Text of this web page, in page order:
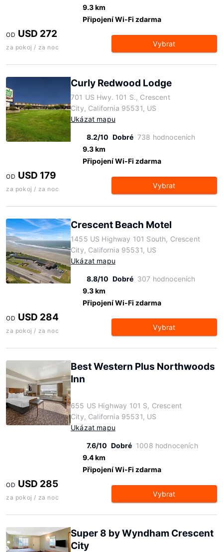
9.3 km
Připojení Wi-Fi zdarma
OD USD 272
za pokoj / za noc Vybrat
Curly Redwood Lodge
701 US Hwy. 101 S., Crescent
City, California 95531, US
Ukázat mapu
8.2/10 Dobré 738 hodnoceních
9.3 km
Připojení Wi-Fi zdarma
OD USD 179
za pokoj / za noc Vybrat
Crescent Beach Motel
1455 US Highway 101 South, Crescent
City, California 95531, US
Ukázat mapu
8.8/10 Dobré 307 hodnoceních
9.3 km
Připojení Wi-Fi zdarma
OD USD 284
za pokoj / za noc Vybrat
Best Western Plus Northwoods
Inn
655 US Highway 101 S, Crescent
City, California 95531, US
Ukázat mapu
7.6/10 Dobré 1008 hodnoceních
9.4 km
Připojení Wi-Fi zdarma
OD USD 285
za pokoj / za noc Vybrat
Super 8 by Wyndham Crescent
City